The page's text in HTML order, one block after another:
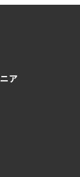
ア